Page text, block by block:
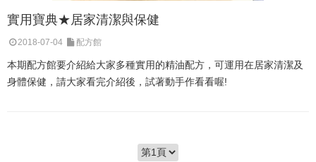
實用寶典★居家清潔與保健
2018-07-04 配方館
本期配方館要介紹給大家多種實用的精油配方，可運用在居家清潔及
身體保健，請大家看完介紹後，試著動手作看看喔!